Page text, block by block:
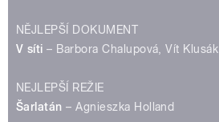
NĚJLEPŠÍ DOKUMENT
V síti– Barbora Chalupová, Vít Klusák
NEJLEPŠÍ REŽIE
Šarlatán – Agnieszka Holland